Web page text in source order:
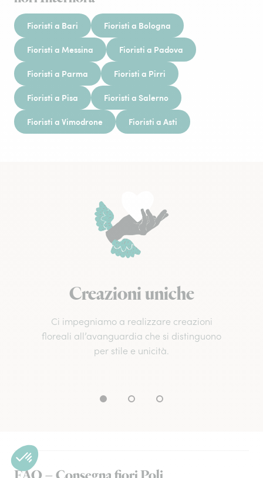
Fioristi a Bari Fioristi a Bologna
Fioristi a Messina Fioristi a Padova
Fioristi a Parma Fioristi a Pirri
Fioristi a Pisa Fioristi a Salerno
Fioristi a Vimodrone Fioristi a Asti
Creazioni uniche
Ci impegniamo a realizzare creazioni
floreali all’avanguardia che si distinguono
per stile e unicità.